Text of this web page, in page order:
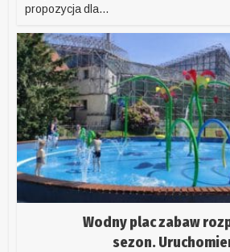
propozycja dla...
Wodny plac zabaw
sezon.